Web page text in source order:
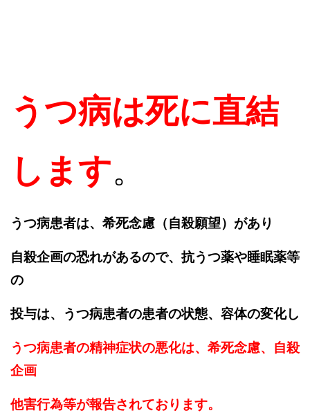
うつ病は死に直結
します。
うつ病患者は、希死念慮（自殺願望）があり
自殺企画の恐れがあるので、抗うつ薬や睡眠薬等
の
投与は、うつ病患者の患者の状態、容体の変化し
うつ病患者の精神症状の悪化は、希死念慮、自殺
企画
他害行為等が報告されております。